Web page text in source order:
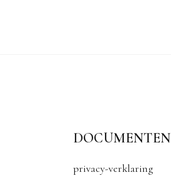
DOCUMENTEN
privacy-verklaring